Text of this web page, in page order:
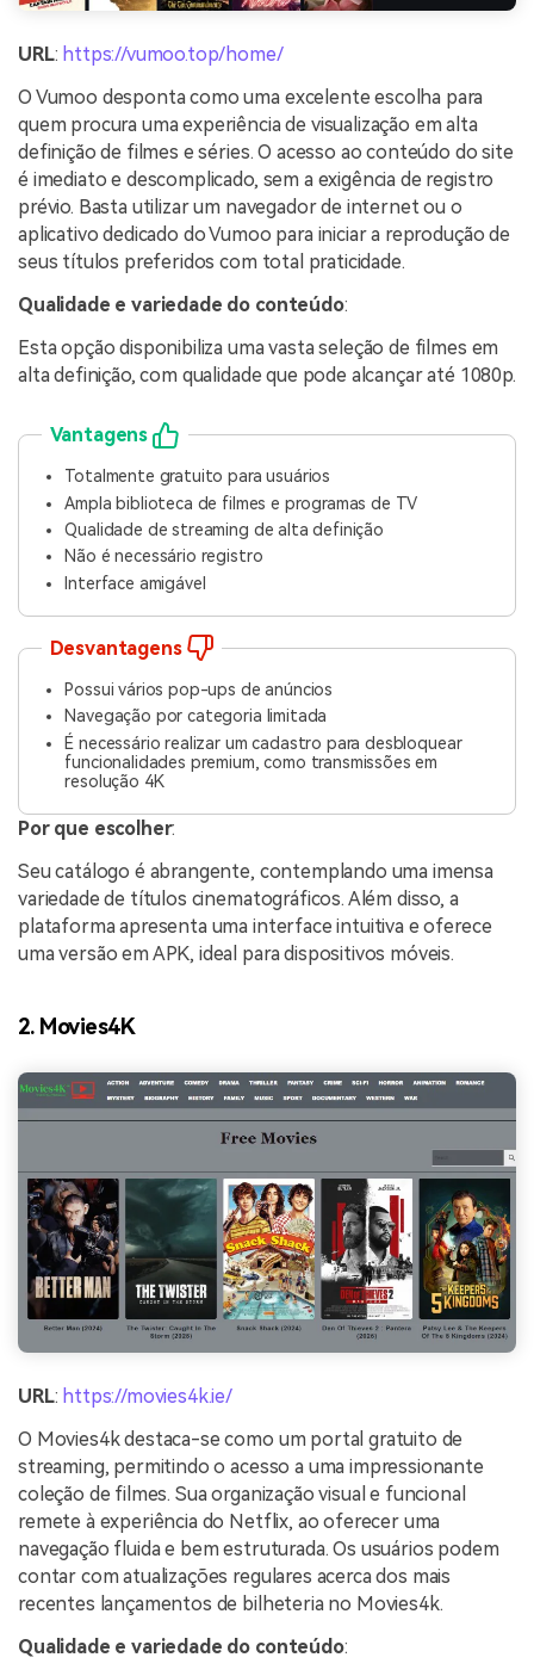
URL: https://vumoo.top/home/
O Vumoo desponta como uma excelente escolha para
quem procura uma experiência de visualização em alta
definição de filmes e séries. O acesso ao conteúdo do site
é imediato e descomplicado, sem a exigência de registro
prévio. Basta utilizar um navegador de internet ou o
aplicativo dedicado do Vumoo para iniciar a reprodução de
seus títulos preferidos com total praticidade.
Qualidade e variedade do conteúdo:
Esta opção disponibiliza uma vasta seleção de filmes em
alta definição, com qualidade que pode alcançar até 1080p.
Vantagens
Totalmente gratuito para usuários
Ampla biblioteca de filmes e programas de TV
Qualidade de streaming de alta definição
Não é necessário registro
Interface amigável
Desvantagens
Possui vários pop-ups de anúncios
Navegação por categoria limitada
É necessário realizar um cadastro para desbloquear
funcionalidades premium, como transmissões em
resolução 4K
Por que escolher:
Seu catálogo é abrangente, contemplando uma imensa
variedade de títulos cinematográficos. Além disso, a
plataforma apresenta uma interface intuitiva e oferece
uma versão em APK, ideal para dispositivos móveis.
2. Movies4K
URL: https://movies4k.ie/
O Movies4k destaca-se como um portal gratuito de
streaming, permitindo o acesso a uma impressionante
coleção de filmes. Sua organização visual e funcional
remete à experiência do Netflix, ao oferecer uma
navegação fluida e bem estruturada. Os usuários podem
contar com atualizações regulares acerca dos mais
recentes lançamentos de bilheteria no Movies4k.
Qualidade e variedade do conteúdo: